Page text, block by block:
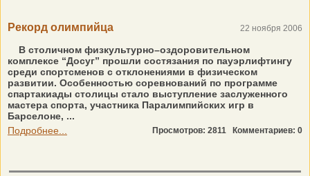
Рекорд олимпийца 22 ноября 2006
В столичном физкультурно–оздоровительном
комплексе “Досуг” прошли состязания по пауэрлифтингу
среди спортсменов с отклонениями в физическом
развитии. Особенностью соревнований по программе
спартакиады столицы стало выступление заслуженного
мастера спорта, участника Паралимпийских игр в
Барселоне, ...
Подробнее...
Просмотров: 2811 Комментариев: 0